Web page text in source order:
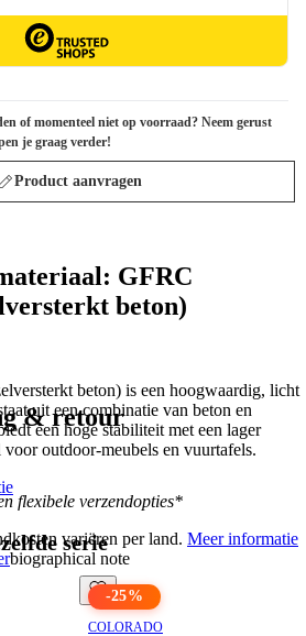
of momenteel niet op voorraad? Neem gerust
je graag verder!
Product aanvragen
GFRC
beton)
beton) is een hoogwaardig, licht
uit een combinatie van beton en
een hoge stabiliteit met een lager
outdoor-meubels en vuurtafels.
& retour
flexibele verzendopties*
variëren per land. Meer informatie
biographical note
serie
-25%
COLORADO